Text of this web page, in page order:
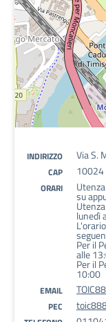
INDIRIZZO Via S.
CAP 10024
ORARI
su
lunedì
Per il
alle
Per il
10:00
EMAIL
PEC